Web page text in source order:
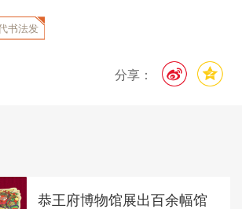
书法发
分享：
恭王府博物馆展出百余幅馆